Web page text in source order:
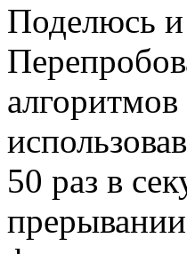
Поделюсь
50 раз в